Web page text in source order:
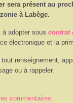
sera présent au
à Labège.
à adopter sous contrat
électronique et la
tout renseignement,
ou à rappeler.
commentaires